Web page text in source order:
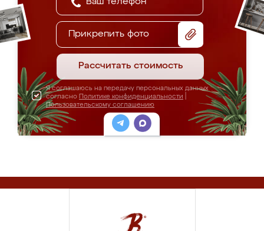
Прикрепить фото
Рассчитать стоимость
Я соглашаюсь на передачу персональных данных
согласно Политике конфиденциальности
Пользовательскому соглашению